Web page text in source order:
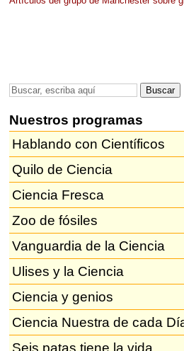
Nuestros programas
Hablando con Científicos
Quilo de Ciencia
Ciencia Fresca
Zoo de fósiles
Vanguardia de la Ciencia
Ulises y la Ciencia
Ciencia y genios
Ciencia Nuestra de cada
Seis patas tiene la vida